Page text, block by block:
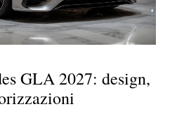
GLA 2027: design,